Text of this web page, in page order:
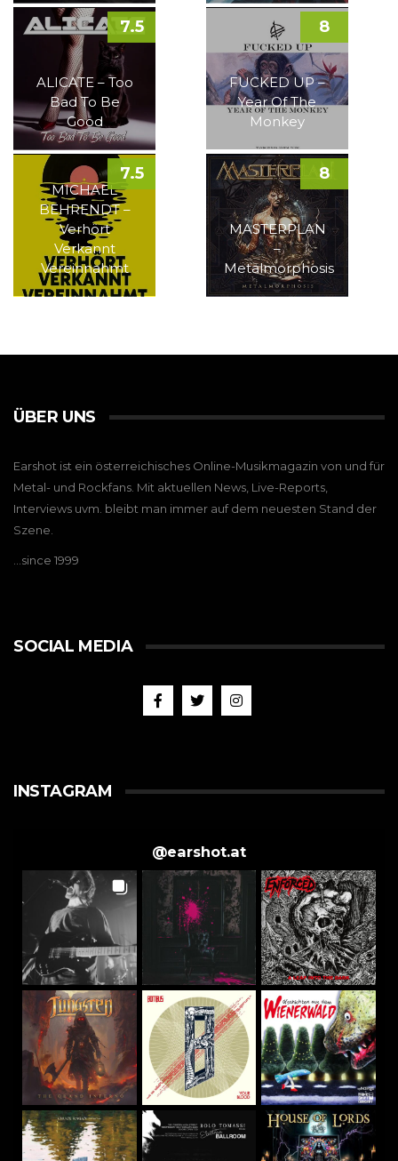
ALICATE – Too
Bad To Be
Good
7.5
FUCKED UP –
Year Of The
Monkey
8
MICHAEL
BEHRENDT –
Verhört
Verkannt
Vereinnahmt
7.5
MASTERPLAN
–
Metalmorphosis
8
ÜBER UNS
Earshot ist ein österreichisches Online-Musikmagazin von und für
Metal- und Rockfans. Mit aktuellen News, Live-Reports,
Interviews uvm. bleibt man immer auf dem neuesten Stand der
Szene.
…since 1999
SOCIAL MEDIA
INSTAGRAM
@earshot.at